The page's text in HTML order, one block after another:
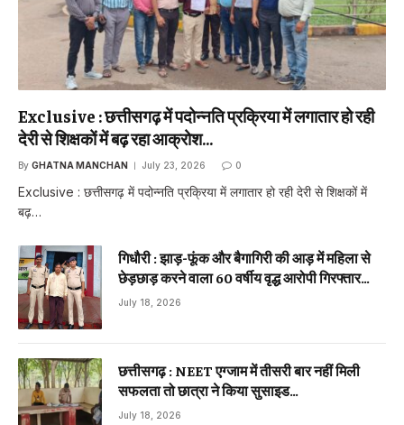
Exclusive : छत्तीसगढ़ में पदोन्नति प्रक्रिया में लगातार हो रही
देरी से शिक्षकों में बढ़ रहा आक्रोश…
By GHATNA MANCHAN July 23, 2026 0
Exclusive : छत्तीसगढ़ में पदोन्नति प्रक्रिया में लगातार हो रही देरी से शिक्षकों में
बढ़…
गिधौरी : झाड़-फूंक और बैगागिरी की आड़ में महिला से
छेड़छाड़ करने वाला 60 वर्षीय वृद्ध आरोपी गिरफ्तार…
July 18, 2026
छत्तीसगढ़ : NEET एग्जाम में तीसरी बार नहीं मिली
सफलता तो छात्रा ने किया सुसाइड…
July 18, 2026